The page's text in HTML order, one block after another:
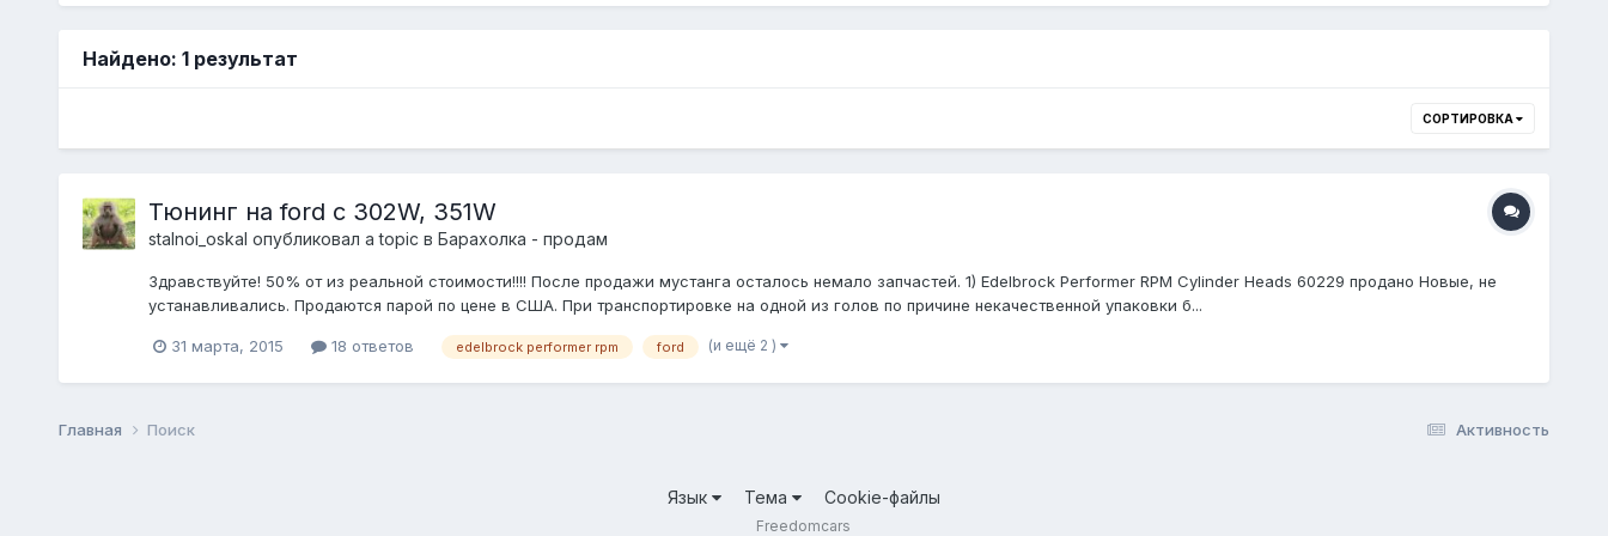
Найдено: 1 результат
СОРТИРОВКА
Тюнинг на ford с 302W, 351W
stalnoi_oskal опубликовал a topic в Барахолка - продам
Здравствуйте! 50% от из реальной стоимости!!!! После продажи мустанга осталось немало запчастей. 1) Edelbrock Performer RPM Cylinder Heads 60229 продано Новые, не
устанавливались. Продаются парой по цене в США. При транспортировке на одной из голов по причине некачественной упаковки б...
31 марта, 2015 18 ответов edelbrock performer rpm ford (и ещё 2 )
Активность
Главная Поиск
Язык Тема Cookie-файлы
Freedomcars